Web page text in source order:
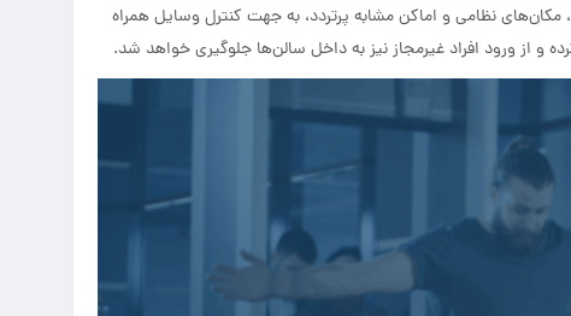
نظامی‌ و اماکن مشابه پرتردد، به جهت کنترل وسایل همراه
و از ورود افراد غیرمجاز نیز به داخل سالن‌ها جلوگیری خواهد شد.